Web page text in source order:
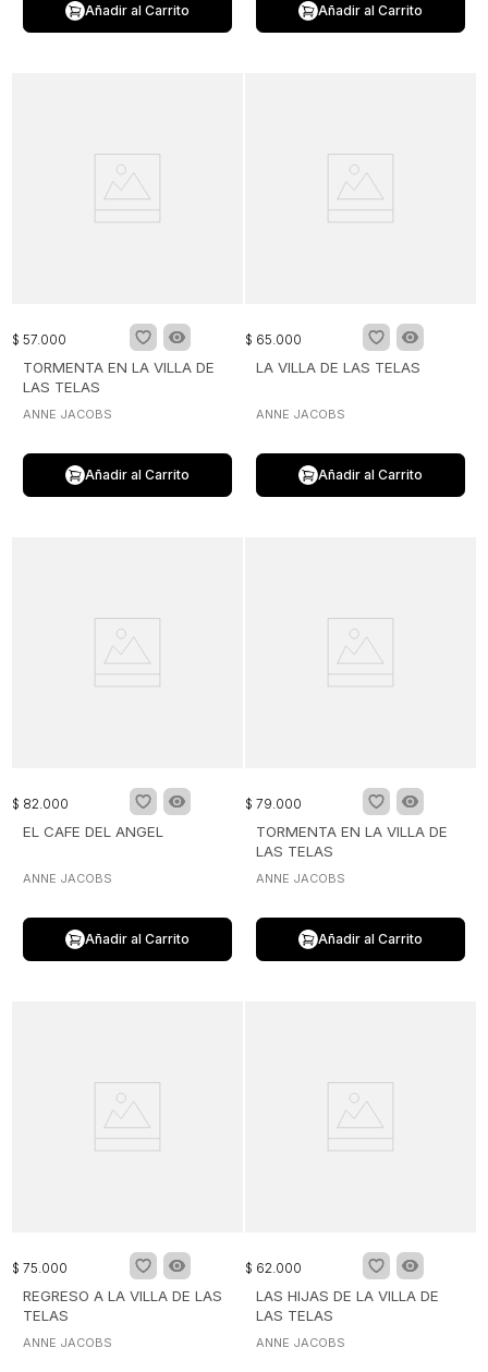
Añadir al Carrito Añadir al Carrito
$ 57.000
TORMENTA EN LA VILLA DE
LAS TELAS
ANNE JACOBS
Añadir al Carrito
$ 65.000
LA VILLA DE LAS TELAS
ANNE JACOBS
Añadir al Carrito
$ 82.000
EL CAFE DEL ANGEL
ANNE JACOBS
Añadir al Carrito
$ 79.000
TORMENTA EN LA VILLA DE
LAS TELAS
ANNE JACOBS
Añadir al Carrito
$ 75.000
REGRESO A LA VILLA DE LAS
TELAS
ANNE JACOBS
$ 62.000
LAS HIJAS DE LA VILLA DE
LAS TELAS
ANNE JACOBS